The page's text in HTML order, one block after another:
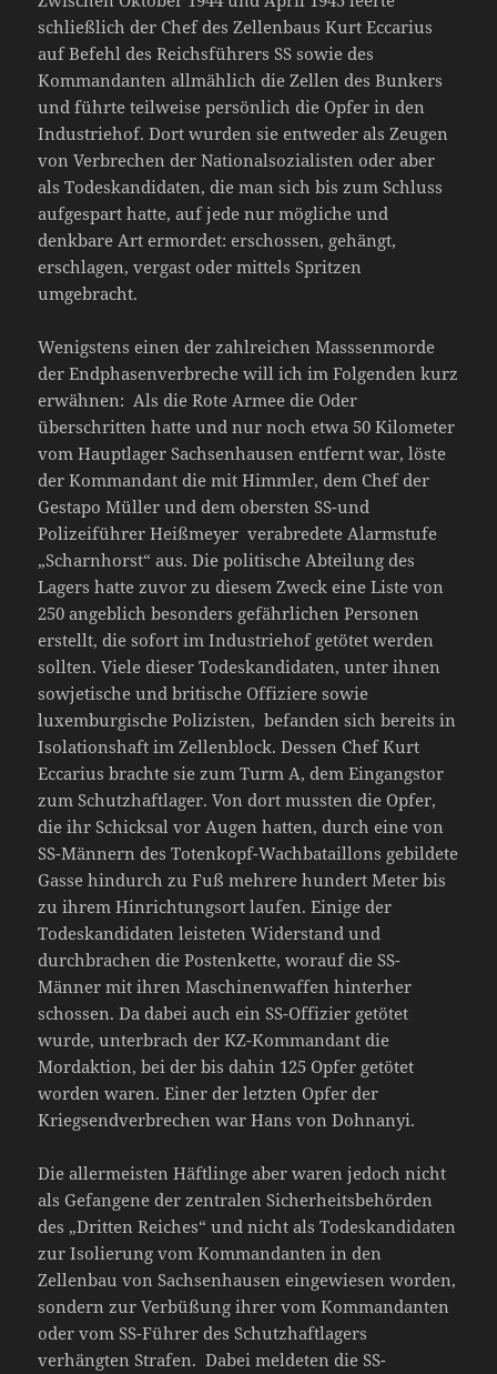
schließlich der Chef des Zellenbaus Kurt Eccarius
auf Befehl des Reichsführers SS sowie des
Kommandanten allmählich die Zellen des Bunkers
und führte teilweise persönlich die Opfer in den
Industriehof. Dort wurden sie entweder als Zeugen
von Verbrechen der Nationalsozialisten oder aber
als Todeskandidaten, die man sich bis zum Schluss
aufgespart hatte, auf jede nur mögliche und
denkbare Art ermordet: erschossen, gehängt,
erschlagen, vergast oder mittels Spritzen
umgebracht.
Wenigstens einen der zahlreichen Masssenmorde
der Endphasenverbreche will ich im Folgenden kurz
erwähnen: Als die Rote Armee die Oder
überschritten hatte und nur noch etwa 50 Kilometer
vom Hauptlager Sachsenhausen entfernt war, löste
der Kommandant die mit Himmler, dem Chef der
Gestapo Müller und dem obersten SS-und
Polizeiführer Heißmeyer verabredete Alarmstufe
„Scharnhorst“ aus. Die politische Abteilung des
Lagers hatte zuvor zu diesem Zweck eine Liste von
250 angeblich besonders gefährlichen Personen
erstellt, die sofort im Industriehof getötet werden
sollten. Viele dieser Todeskandidaten, unter ihnen
sowjetische und britische Offiziere sowie
luxemburgische Polizisten, befanden sich bereits in
Isolationshaft im Zellenblock. Dessen Chef Kurt
Eccarius brachte sie zum Turm A, dem Eingangstor
zum Schutzhaftlager. Von dort mussten die Opfer,
die ihr Schicksal vor Augen hatten, durch eine von
SS-Männern des Totenkopf-Wachbataillons gebildete
Gasse hindurch zu Fuß mehrere hundert Meter bis
zu ihrem Hinrichtungsort laufen. Einige der
Todeskandidaten leisteten Widerstand und
durchbrachen die Postenkette, worauf die SS-
Männer mit ihren Maschinenwaffen hinterher
schossen. Da dabei auch ein SS-Offizier getötet
wurde, unterbrach der KZ-Kommandant die
Mordaktion, bei der bis dahin 125 Opfer getötet
worden waren. Einer der letzten Opfer der
Kriegsendverbrechen war Hans von Dohnanyi.
Die allermeisten Häftlinge aber waren jedoch nicht
als Gefangene der zentralen Sicherheitsbehörden
des „Dritten Reiches“ und nicht als Todeskandidaten
zur Isolierung vom Kommandanten in den
Zellenbau von Sachsenhausen eingewiesen worden,
sondern zur Verbüßung ihrer vom Kommandanten
oder vom SS-Führer des Schutzhaftlagers
verhängten Strafen. Dabei meldeten die SS-